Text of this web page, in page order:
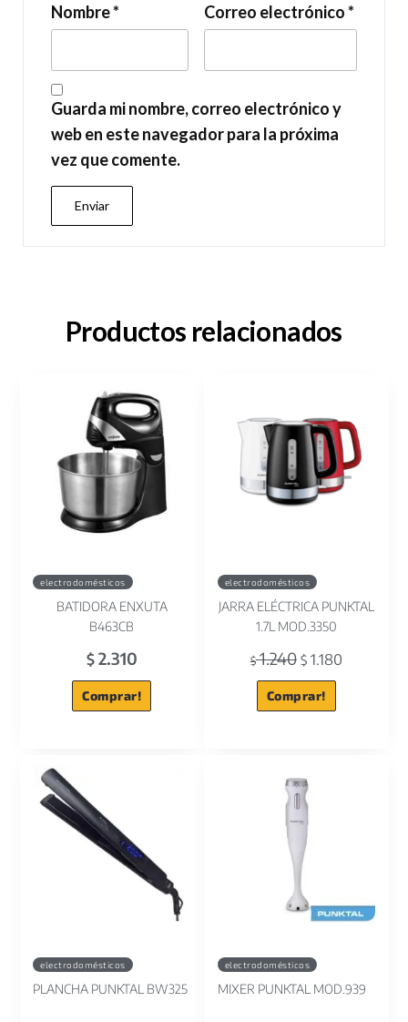
Nombre* Correo electrónico*
Guarda mi nombre, correo electrónico y
web en este navegador para la próxima
vez que comente.
Productos relacionados
electrodomésticos
BATIDORA ENXUTA
B463CB
$2.310
Comprar!
electrodomésticos
JARRA ELÉCTRICA PUNKTAL
1.7L MOD.3350
$1.240 $1.180
Comprar!
electrodomésticos
PLANCHA PUNKTAL BW325
electrodomésticos
MIXER PUNKTAL MOD.939